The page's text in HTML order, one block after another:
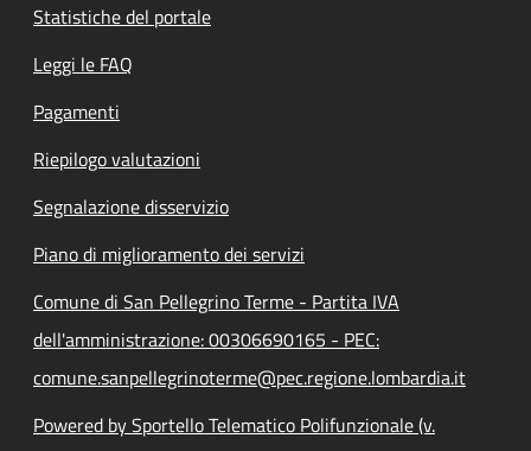
Statistiche del portale
Leggi le FAQ
Pagamenti
Riepilogo valutazioni
Segnalazione disservizio
Piano di miglioramento dei servizi
Comune di San Pellegrino Terme - Partita IVA
dell'amministrazione: 00306690165 - PEC:
comune.sanpellegrinoterme@pec.regione.lombardia.it
Powered by Sportello Telematico Polifunzionale (v.